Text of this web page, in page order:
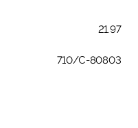
21.97
710/C-80803